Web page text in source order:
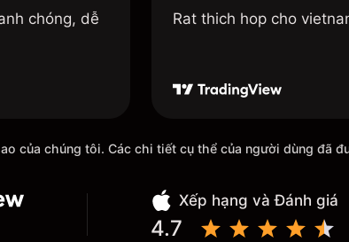
chóng, dễ
Rat thich hop cho
của chúng tôi. Các chi tiết cụ thể của người dùng đã
Xếp hạng và Đánh giá
4.7